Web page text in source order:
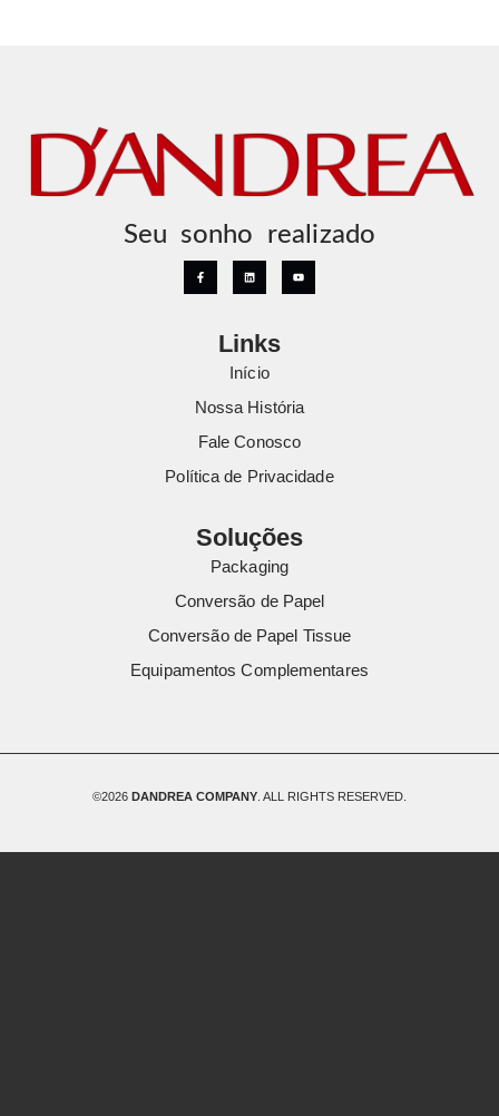
Seu sonho realizado
Links
Início
Nossa História
Fale Conosco
Política de Privacidade
Soluções
Packaging
Conversão de Papel
Conversão de Papel Tissue
Equipamentos Complementares
©2026 DANDREA COMPANY . ALL RIGHTS RESERVED.